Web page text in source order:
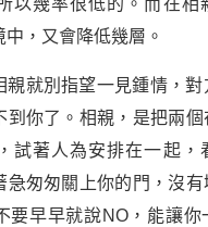
以幾率很低的。而在相
，又會降低幾層。
親就別指望一見鍾情，對
到你了。相親，是把兩
試著人為安排在一起，
急匆匆關上你的門，沒
要早早就說NO，能讓你